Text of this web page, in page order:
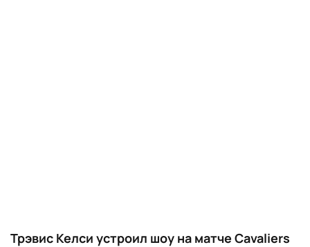
Трэвис Келси устроил шоу на матче Cavaliers